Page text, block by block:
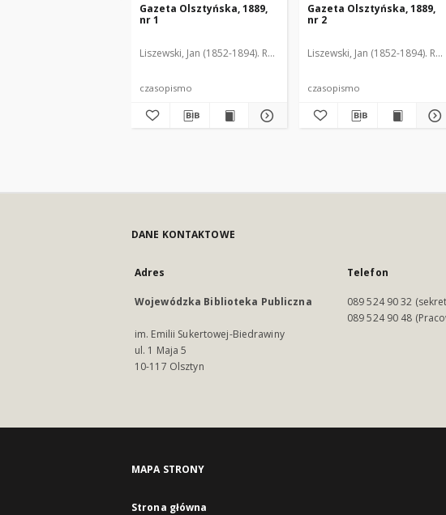
Gazeta Olsztyńska, 1889,
nr 1
Liszewski, Jan (1852-1894). Red.
czasopismo
Gazeta Olsztyńska, 1889,
nr 2
Liszewski, Jan (1852-1894). Red.
czasopismo
DANE KONTAKTOWE
Adres
Wojewódzka Biblioteka Publiczna
im. Emilii Sukertowej-Biedrawiny
ul. 1 Maja 5
10-117 Olsztyn
Telefon
089 524 90 32
089 524 90 48
MAPA STRONY
Strona główna